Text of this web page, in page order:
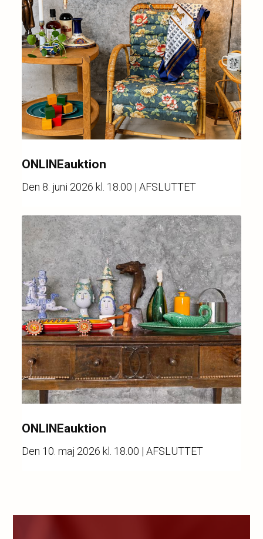
ONLINEauktion
Den 8. juni 2026 kl. 18.00 | AFSLUTTET
ONLINEauktion
Den 10. maj 2026 kl. 18.00 | AFSLUTTET